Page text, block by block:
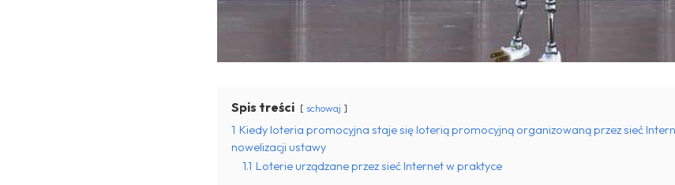
Spis treści schowaj
1 Kiedy loteria promocyjna staje się loterią promocyjną organizowaną przez sieć
nowelizacji ustawy
1.1 Loterie urządzane przez sieć Internet w praktyce